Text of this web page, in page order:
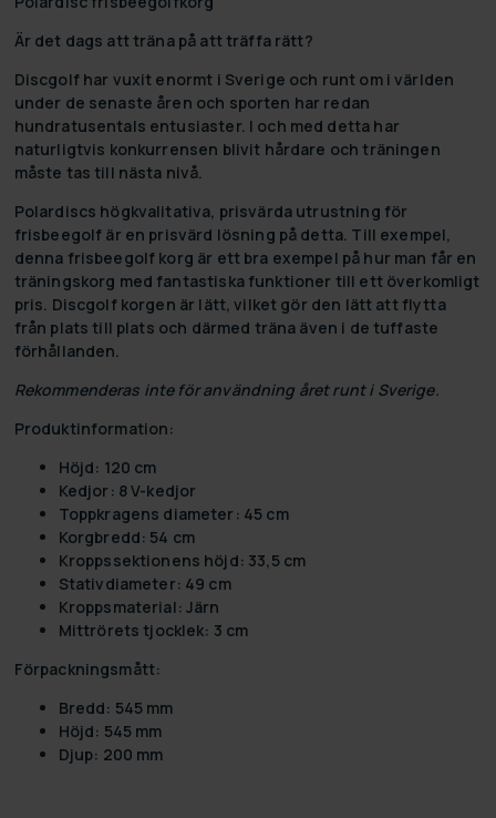
Är det dags att träna på att träffa rätt?
Discgolf har vuxit enormt i Sverige och runt om i världen
under de senaste åren och sporten har redan
hundratusentals entusiaster. I och med detta har
naturligtvis konkurrensen blivit hårdare och träningen
måste tas till nästa nivå.
Polardiscs högkvalitativa, prisvärda utrustning för
frisbeegolf är en prisvärd lösning på detta. Till exempel,
denna frisbeegolf korg är ett bra exempel på hur man får en
träningskorg med fantastiska funktioner till ett överkomligt
pris. Discgolf korgen är lätt, vilket gör den lätt att flytta
från plats till plats och därmed träna även i de tuffaste
förhållanden.
Rekommenderas inte för användning året runt i Sverige.
Produktinformation:
Höjd: 120 cm
Kedjor: 8 V-kedjor
Toppkragens diameter: 45 cm
Korgbredd: 54 cm
Kroppssektionens höjd: 33,5 cm
Stativdiameter: 49 cm
Kroppsmaterial: Järn
Mittrörets tjocklek: 3 cm
Förpackningsmått:
Bredd: 545 mm
Höjd: 545 mm
Djup: 200 mm